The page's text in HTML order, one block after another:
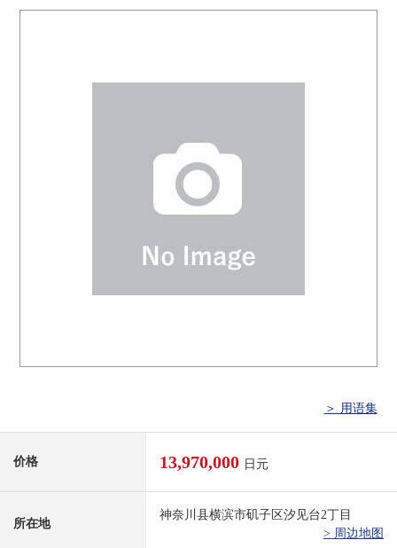
＞ 用语集
价格 13,970,000 日元
所在地
神奈川县横滨市矶子区汐见台2丁目
> 周边地图